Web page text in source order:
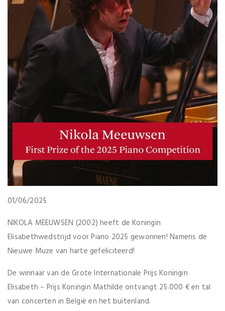
01/06/2025
NIKOLA MEEUWSEN (2002) heeft de Koningin
Elisabethwedstrijd voor Piano 2025 gewonnen! Namens de
Nieuwe Muze van harte gefeliciteerd!
De winnaar van de Grote Internationale Prijs Koningin
Elisabeth – Prijs Koningin Mathilde ontvangt 25.000 € en tal
van concerten in België en het buitenland.